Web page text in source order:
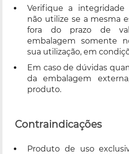
Verifique a integridade
não utilize se a mesma
fora do prazo de
embalagem somente
sua utilização, em
Em caso de dúvidas
da embalagem
produto.
Contraindicações
Produto de uso